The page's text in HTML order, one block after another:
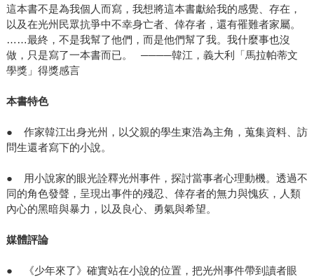
這本書不是為我個人而寫，我想將這本書獻給我的感覺、存在，
以及在光州民眾抗爭中不幸身亡者、倖存者，還有罹難者家屬。
……最終，不是我幫了他們，而是他們幫了我。我什麼事也沒
做，只是寫了一本書而已。 ────韓江，義大利「馬拉帕蒂文
學獎」得獎感言
本書特色
● 作家韓江出身光州，以父親的學生東浩為主角，蒐集資料、訪
問生還者寫下的小說。
● 用小說家的眼光詮釋光州事件，探討當事者心理動機。透過不
同的角色發聲，呈現出事件的殘忍、倖存者的無力與愧疚，人類
內心的黑暗與暴力，以及良心、勇氣與希望。
媒體評論
● 《少年來了》確實站在小說的位置，把光州事件帶到讀者眼